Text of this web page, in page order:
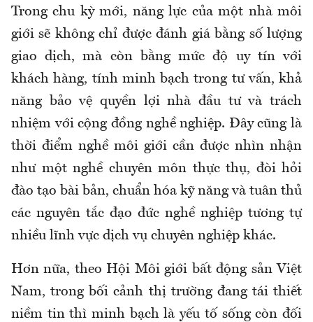
Trong chu kỳ mới, năng lực của một nhà môi
giới sẽ không chỉ được đánh giá bằng số lượng
giao dịch, mà còn bằng mức độ uy tín với
khách hàng, tính minh bạch trong tư vấn, khả
năng bảo vệ quyền lợi nhà đầu tư và trách
nhiệm với cộng đồng nghề nghiệp. Đây cũng là
thời điểm nghề môi giới cần được nhìn nhận
như một nghề chuyên môn thực thụ, đòi hỏi
đào tạo bài bản, chuẩn hóa kỹ năng và tuân thủ
các nguyên tắc đạo đức nghề nghiệp tương tự
nhiều lĩnh vực dịch vụ chuyên nghiệp khác.
Hơn nữa, theo Hội Môi giới bất động sản Việt
Nam, trong bối cảnh thị trường đang tái thiết
niềm tin thì minh bạch là yếu tố sống còn đối